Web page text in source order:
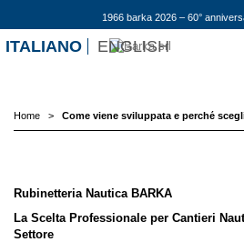
1966 barka 2026 – 60°
ITALIANO ENGLISH
Home > Come viene sviluppata e perché
Rubinetteria Nautica BARKA
La Scelta Professionale per Cantieri
Settore